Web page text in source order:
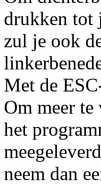
drukken tot
zul je ook
Met de
Om meer te
het
neem dan